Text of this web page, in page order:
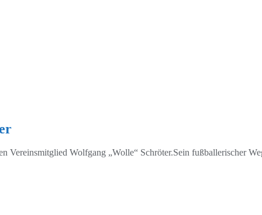
Vereinsmitglied Wolfgang „Wolle“ Schröter.Sein fußballerischer